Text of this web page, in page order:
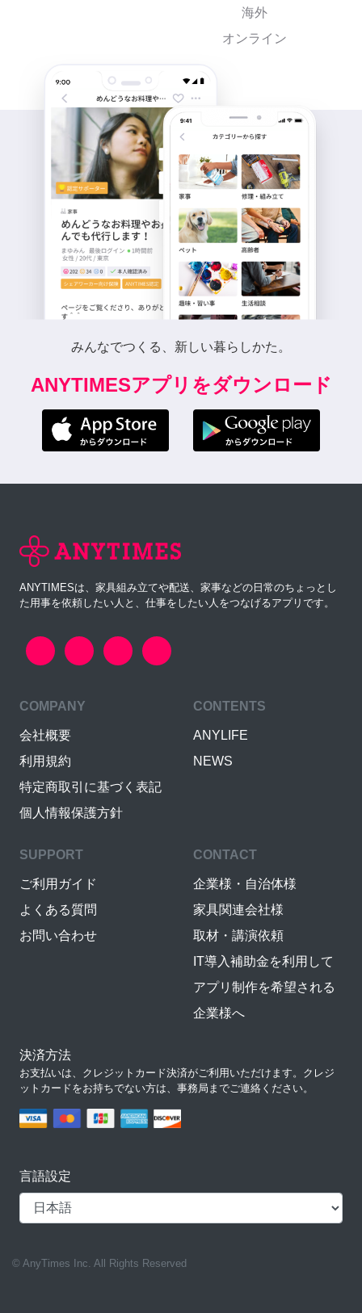
海外
オンライン
みんなでつくる、新しい暮らしかた。
ANYTIMESアプリをダウンロード
ANYTIMESは、家具組み立てや配送、家事などの日常のちょっとし
た用事を依頼したい人と、仕事をしたい人をつなげるアプリです。
COMPANY
会社概要
利用規約
特定商取引に基づく表記
個人情報保護方針
CONTENTS
ANYLIFE
NEWS
SUPPORT
ご利用ガイド
よくある質問
お問い合わせ
CONTACT
企業様・自治体様
家具関連会社様
取材・講演依頼
IT導入補助金を利用して
アプリ制作を希望される
企業様へ
決済方法
お支払いは、クレジットカード決済がご利用いただけます。クレジ
ットカードをお持ちでない方は、事務局までご連絡ください。
言語設定
© AnyTimes Inc. All Rights Reserved